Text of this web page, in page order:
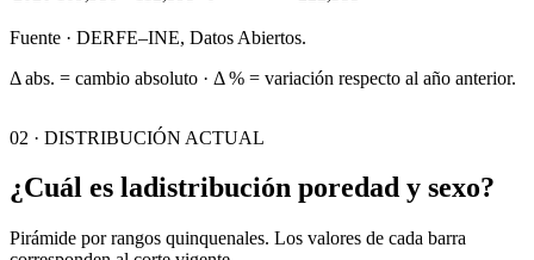
Fuente · DERFE–INE, Datos Abiertos.
Δ abs. = cambio absoluto · Δ % = variación respecto al año anterior.
02 · DISTRIBUCIÓN ACTUAL
¿Cuál es ladistribución poredad y sexo?
Pirámide por rangos quinquenales. Los valores de cada barra